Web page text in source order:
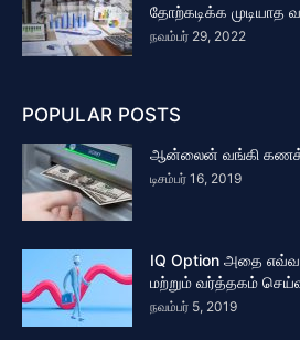
தோற்கடிக்க முடியாத
நவம்பர் 29, 2022
POPULAR POSTS
ஆன்லைன் வங்கி
டிசம்பர் 16, 2019
IQ Option அதை
மற்றும் வர்த்தகம்
நவம்பர் 5, 2019